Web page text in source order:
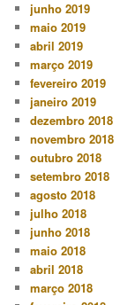
junho 2019
maio 2019
abril 2019
março 2019
fevereiro 2019
janeiro 2019
dezembro 2018
novembro 2018
outubro 2018
setembro 2018
agosto 2018
julho 2018
junho 2018
maio 2018
abril 2018
março 2018